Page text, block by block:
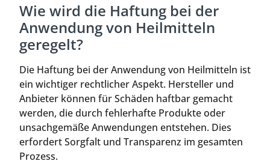
Wie wird die Haftung bei der
Anwendung von Heilmitteln
geregelt?
Die Haftung bei der Anwendung von Heilmitteln ist
ein wichtiger rechtlicher Aspekt. Hersteller und
Anbieter können für Schäden haftbar gemacht
werden, die durch fehlerhafte Produkte oder
unsachgemäße Anwendungen entstehen. Dies
erfordert Sorgfalt und Transparenz im gesamten
Prozess.